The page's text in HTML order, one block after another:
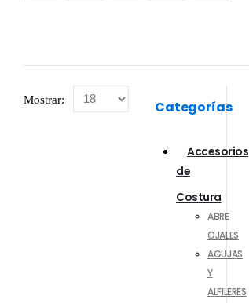
Mostrar: Categorías
Accesorios
de
Costura
ABRE
OJALES
AGUJAS
Y
ALFILERES